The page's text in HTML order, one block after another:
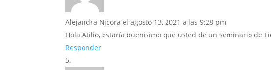
Alejandra Nicora el agosto 13, 2021 a las 9:28 pm
Hola Atilio, estaría buenisimo que usted de un seminario de
Responder